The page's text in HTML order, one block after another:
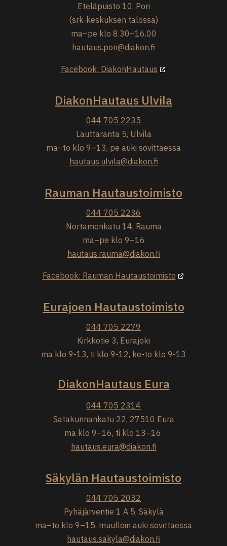
Eteläpuisto 10, Pori
(srk-keskuksen talossa)
ma–pe klo 8.30–16.00
hautaus.pori@diakon.fi
Facebook: DiakonHautaus
DiakonHautaus Ulvila
044 705 2235
Lauttaranta 5, Ulvila
ma–to klo 9–13, pe auki sovittaessa
hautaus.ulvila@diakon.fi
Rauman Hautaustoimisto
044 705 2236
Nortamonkatu 14, Rauma
ma–pe klo 9–16
hautaus.rauma@diakon.fi
Facebook: Rauman Hautaustoimisto
Eurajoen Hautaustoimisto
044 705 2279
Kirkkotie 3, Eurajoki
ma klo 9-13, ti klo 9-12, ke-to klo 9-13
DiakonHautaus Eura
044 705 2314
Satakunnankatu 22, 27510 Eura
ma klo 9–16, ti klo 13–16
hautaus.eura@diakon.fi
Säkylän Hautaustoimisto
044 705 2032
Pyhäjärventie 1 A 5, Säkylä
ma–to klo 9–15, muulloin auki sovittaessa
hautaus.sakyla@diakon.fi